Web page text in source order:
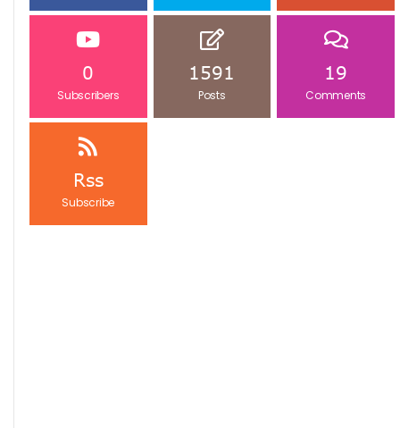
0
Subscribers
1591
Posts
19
Comments
Rss
Subscribe